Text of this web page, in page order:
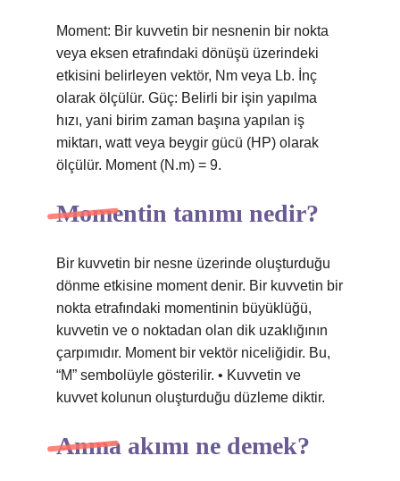
Moment: Bir kuvvetin bir nesnenin bir nokta
veya eksen etrafındaki dönüşü üzerindeki
etkisini belirleyen vektör, Nm veya Lb. İnç
olarak ölçülür. Güç: Belirli bir işin yapılma
hızı, yani birim zaman başına yapılan iş
miktarı, watt veya beygir gücü (HP) olarak
ölçülür. Moment (N.m) = 9.
Momentin tanımı nedir?
Bir kuvvetin bir nesne üzerinde oluşturduğu
dönme etkisine moment denir. Bir kuvvetin bir
nokta etrafındaki momentinin büyüklüğü,
kuvvetin ve o noktadan olan dik uzaklığının
çarpımıdır. Moment bir vektör niceliğidir. Bu,
“M” sembolüyle gösterilir. • Kuvvetin ve
kuvvet kolunun oluşturduğu düzleme diktir.
Anma akımı ne demek?